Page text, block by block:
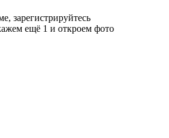
зарегистрируйтесь
ещё 1 и откроем фото